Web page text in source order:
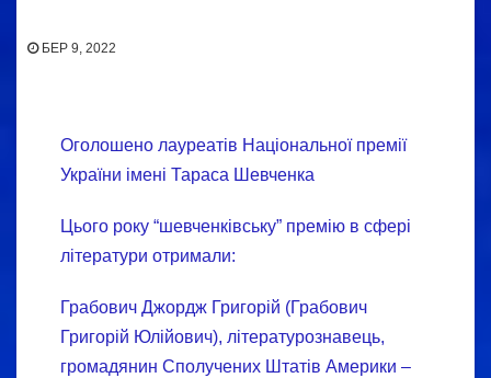
БЕР 9, 2022
Оголошено лауреатів Національної премії
України імені Тараса Шевченка
Цього року “шевченківську” премію в сфері
літератури отримали:
Грабович Джордж Григорій (Грабович
Григорій Юлійович), літературознавець,
громадянин Сполучених Штатів Америки –